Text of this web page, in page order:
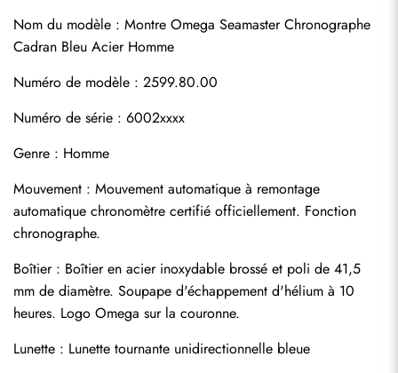
Nom du modèle : Montre Omega Seamaster Chronographe
Cadran Bleu Acier Homme
Numéro de modèle : 2599.80.00
Numéro de série : 6002xxxx
Genre : Homme
Mouvement : Mouvement automatique à remontage
automatique chronomètre certifié officiellement. Fonction
chronographe.
Boîtier : Boîtier en acier inoxydable brossé et poli de 41,5
mm de diamètre. Soupape d'échappement d'hélium à 10
heures. Logo Omega sur la couronne.
Lunette : Lunette tournante unidirectionnelle bleue